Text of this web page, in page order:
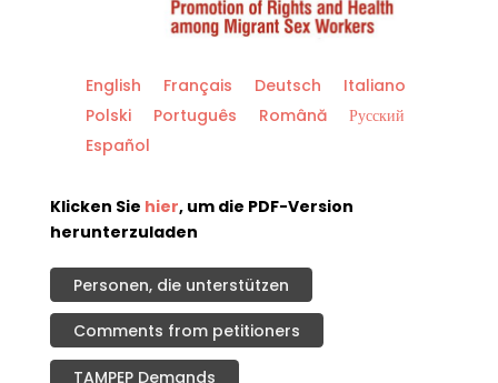
English Français Deutsch
Italiano
Polski
Português Română
Русский
Español
Klicken Sie hier, um die PDF-Version
herunterzuladen
Personen, die unterstützen
Comments from petitioners
TAMPEP Demands